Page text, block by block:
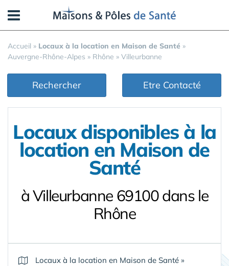
Accueil » Locaux à la location en Maison de Santé »
Auvergne-Rhône-Alpes » Rhône » Villeurbanne
Rechercher Etre Contacté
Locaux disponibles à la
location en Maison de
Santé
à Villeurbanne 69100 dans le
Rhône
Locaux à la location en Maison de Santé »
Panneau de gestion des cookies